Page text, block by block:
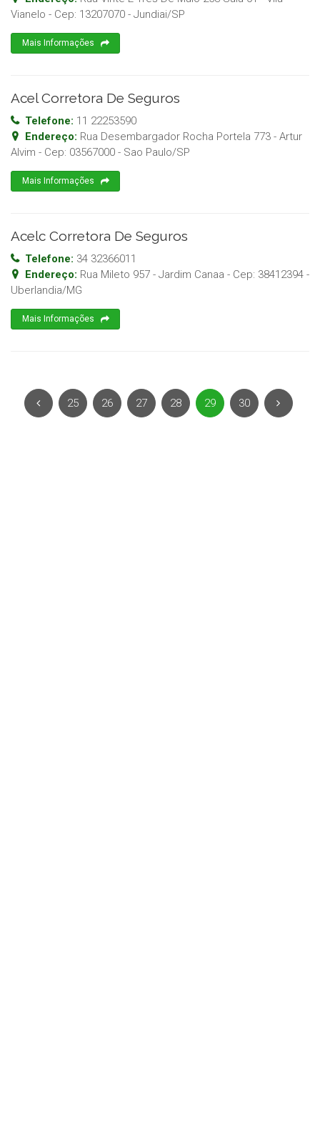
Vianelo - Cep: 13207070 - Jundiai/SP
Mais Informações
Acel Corretora De Seguros
Telefone: 11 22253590
Endereço: Rua Desembargador Rocha Portela 773 - Artur
Alvim - Cep: 03567000 - Sao Paulo/SP
Mais Informações
Acelc Corretora De Seguros
Telefone: 34 32366011
Endereço: Rua Mileto 957 - Jardim Canaa - Cep: 38412394 -
Uberlandia/MG
Mais Informações
25 26 27 28 29 30